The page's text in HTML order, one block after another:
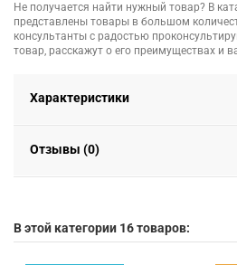
Не получается найти нужный товар? В
представлены товары в большом
консультанты с радостью
товар, расскажут о его преимуществах и
Характеристики
Отзывы (0)
В этой категории 16 товаров: